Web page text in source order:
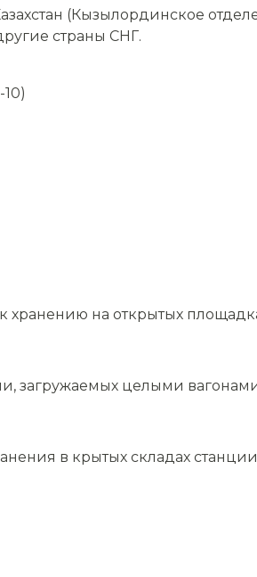
(Кызылординское
страны СНГ.
хранению на открытых
целыми
в крытых складах